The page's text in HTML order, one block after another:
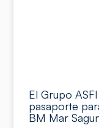
El Grupo
pasaporte
BM Mar